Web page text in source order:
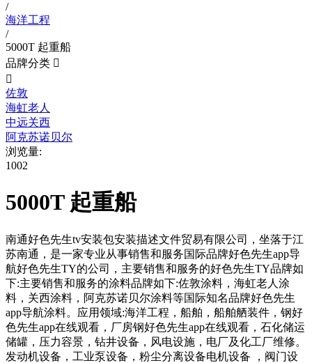
/
海洋工程
/
5000T 起重船
品牌分类 

佐敦
海虹老人
中远关西
阿克苏诺贝尔
浏览量:
1002
5000T 起重船
南通好色先生tv安装包安装描述文件贸易有限公司，坐落于江
苏南通，是一家专业从事销售和服务国际品牌好色先生app导
航好色先生TY的公司，主要销售和服务的好色先生TY品牌如
下:主要销售和服务的涂料品牌如下:佐敦涂料，海虹老人涂
料，关西涂料，阿克苏诺贝尔涂料等国际知名品牌好色先生
app导航涂料。应用领域:海洋工程，船舶，船舶舾装件，钢好
色先生app在线观看，厂房钢好色先生app在线观看，石化储运
储罐，压力容景，钻井设备，风电设施，电厂及化工厂维修。
发动机设备，工业泵设备，粉尘分离设备电机设备 ，阀门设